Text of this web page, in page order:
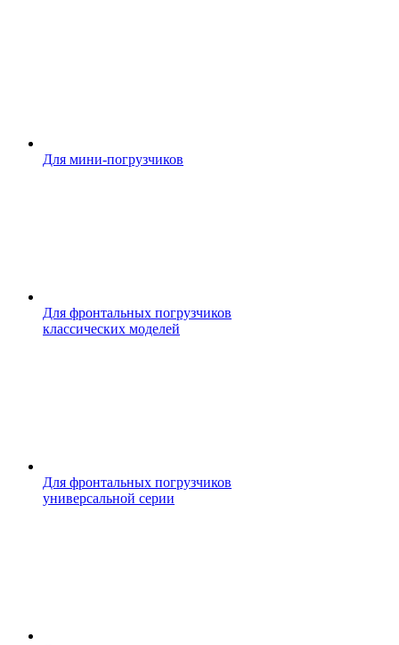
Для мини-погрузчиков
Для фронтальных погрузчиков
классических моделей
Для фронтальных погрузчиков
универсальной серии